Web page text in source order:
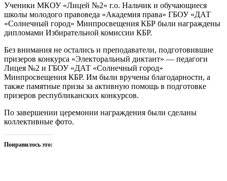
Ученики МКОУ «Лицей №2» г.о. Нальчик и обучающиеся
школы молодого правоведа «Академия права» ГБОУ «ДАТ
«Солнечный город» Минпросвещения КБР были награждены
дипломами Избирательной комиссии КБР.
Без внимания не остались и преподаватели, подготовившие
призеров конкурса «Электоральный диктант» — педагоги
Лицея №2 и ГБОУ «ДАТ «Солнечный город»
Минпросвещения КБР. Им были вручены благодарности, а
также памятные призы за активную помощь в подготовке
призеров республиканских конкурсов.
По завершении церемонии награждения были сделаны
коллективные фото.
Понравилось это: